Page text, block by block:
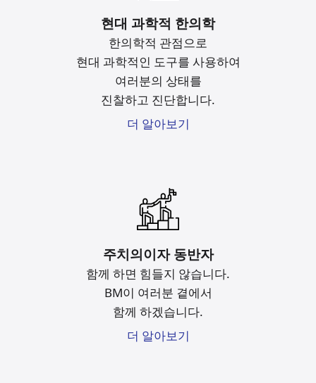
현대 과학적 한의학
한의학적 관점으로
현대 과학적인 도구를 사용하여
여러분의 상태를
진찰하고 진단합니다.
더 알아보기
주치의이자 동반자
함께 하면 힘들지 않습니다.
BM이 여러분 곁에서
함께 하겠습니다.
더 알아보기